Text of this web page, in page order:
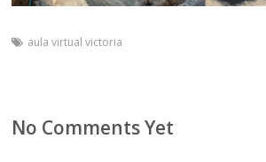
aula virtual victoria
No Comments Yet